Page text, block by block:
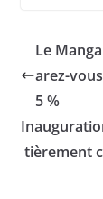
Le
arez-
5 %
tièrement